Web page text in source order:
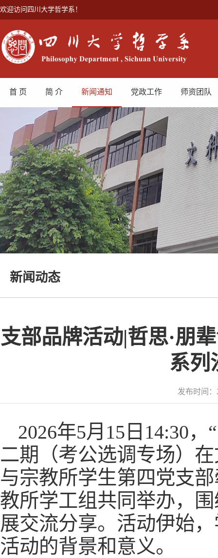
欢迎访问四川大学哲学系！
首 页 简 介 新闻通知 党政工作 师资团队
新闻动态
支部品牌活动|哲思·朋
系列
发布时间
2026年5月15日14:30
二期（考公选调专场）
与宗教所学生第四党支
教所学工组共同举办，
展交流分享。活动伊始
活动的背景和意义。